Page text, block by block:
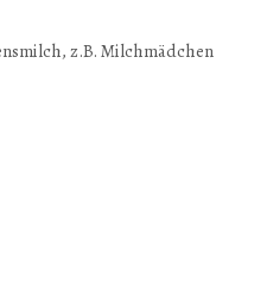
z.B. Milchmädchen